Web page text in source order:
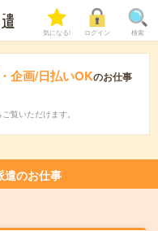
気になる! ログイン 検索
企画/日払いOKのお仕事
ご覧いただけます。
遣のお仕事